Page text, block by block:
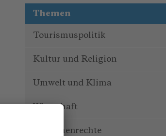
Themen
Tourismuspolitik
Kultur und Religion
Umwelt und Klima
Wirtschaft
Menschenrechte